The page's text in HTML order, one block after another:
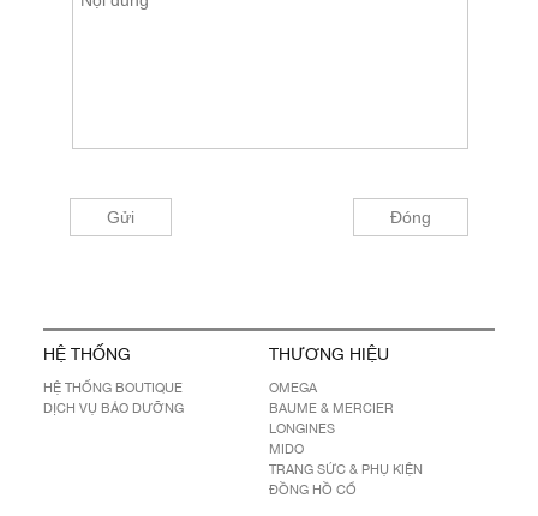
HỆ THỐNG
HỆ THỐNG BOUTIQUE
DỊCH VỤ BẢO DƯỠNG
THƯƠNG HIỆU
OMEGA
BAUME & MERCIER
LONGINES
MIDO
TRANG SỨC & PHỤ KIỆN
ĐỒNG HỒ CỔ